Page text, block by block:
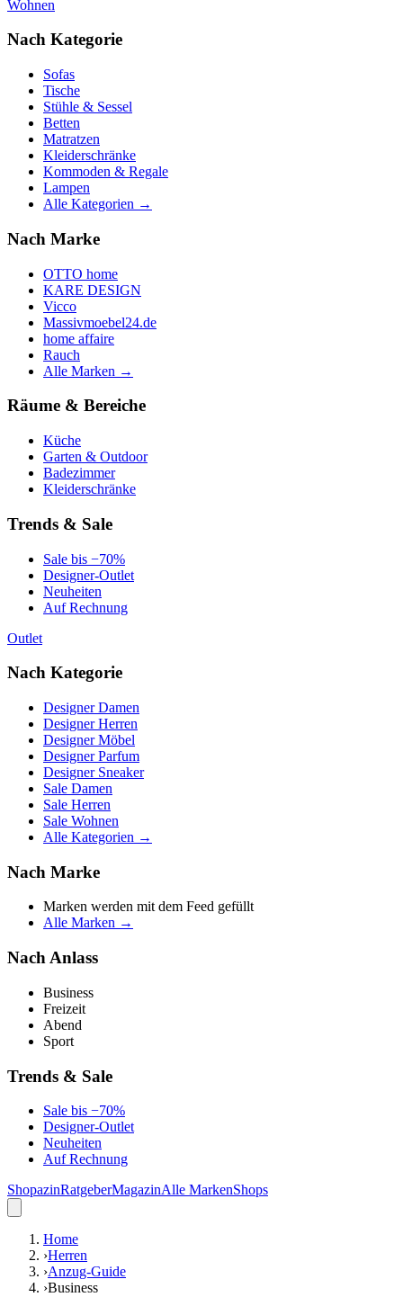
Wohnen
Nach Kategorie
Sofas
Tische
Stühle & Sessel
Betten
Matratzen
Kleiderschränke
Kommoden & Regale
Lampen
Alle Kategorien →
Nach Marke
OTTO home
KARE DESIGN
Vicco
Massivmoebel24.de
home affaire
Rauch
Alle Marken →
Räume & Bereiche
Küche
Garten & Outdoor
Badezimmer
Kleiderschränke
Trends & Sale
Sale bis −70%
Designer-Outlet
Neuheiten
Auf Rechnung
Outlet
Nach Kategorie
Designer Damen
Designer Herren
Designer Möbel
Designer Parfum
Designer Sneaker
Sale Damen
Sale Herren
Sale Wohnen
Alle Kategorien →
Nach Marke
Marken werden mit dem Feed gefüllt
Alle Marken →
Nach Anlass
Business
Freizeit
Abend
Sport
Trends & Sale
Sale bis −70%
Designer-Outlet
Neuheiten
Auf Rechnung
ShopazinRatgeberMagazinAlle MarkenShops
Home
›Herren
›Anzug-Guide
›Business